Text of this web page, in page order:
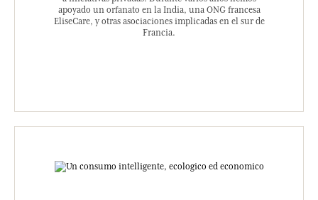
apoyado un orfanato en la India, una ONG francesa
EliseCare, y otras asociaciones implicadas en el sur de
Francia.